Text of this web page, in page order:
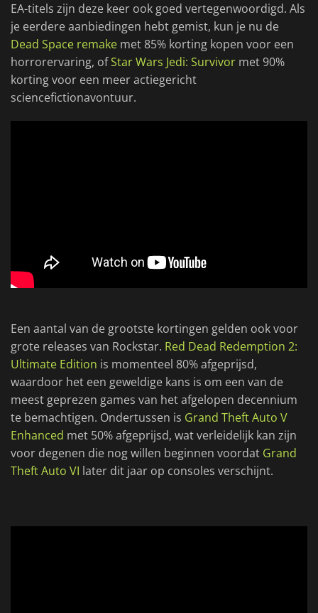
EA-titels zijn deze keer ook goed vertegenwoordigd. Als
je eerdere aanbiedingen hebt gemist, kun je nu de
Dead Space remake met 85% korting kopen voor een
horrorervaring, ofStar Wars Jedi: Survivor met 90%
korting voor een meer actiegericht
sciencefictionavontuur.
Een aantal van de grootste kortingen gelden ook voor
grote releases van Rockstar. Red Dead Redemption 2:
Ultimate Edition is momenteel 80% afgeprijsd,
waardoor het een geweldige kans is om een van de
meest geprezen games van het afgelopen decennium
te bemachtigen. Ondertussen is Grand Theft Auto V
Enhanced met 50% afgeprijsd, wat verleidelijk kan zijn
voor degenen die nog willen beginnen voordat Grand
Theft Auto VI later dit jaar op consoles verschijnt.